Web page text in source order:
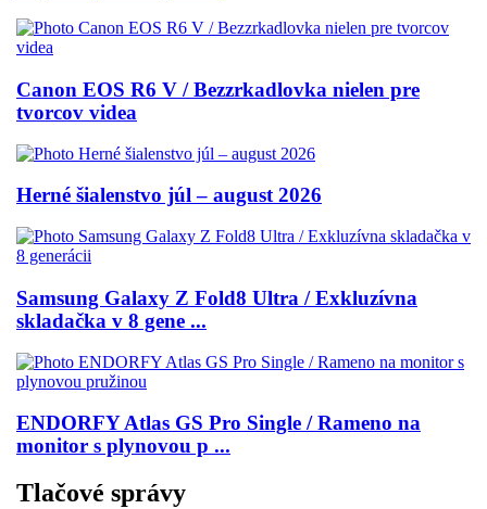
Canon EOS R6 V / Bezzrkadlovka nielen pre
tvorcov videa
Herné šialenstvo júl – august 2026
Samsung Galaxy Z Fold8 Ultra / Exkluzívna
skladačka v 8 gene ...
ENDORFY Atlas GS Pro Single / Rameno na
monitor s plynovou p ...
Tlačové správy